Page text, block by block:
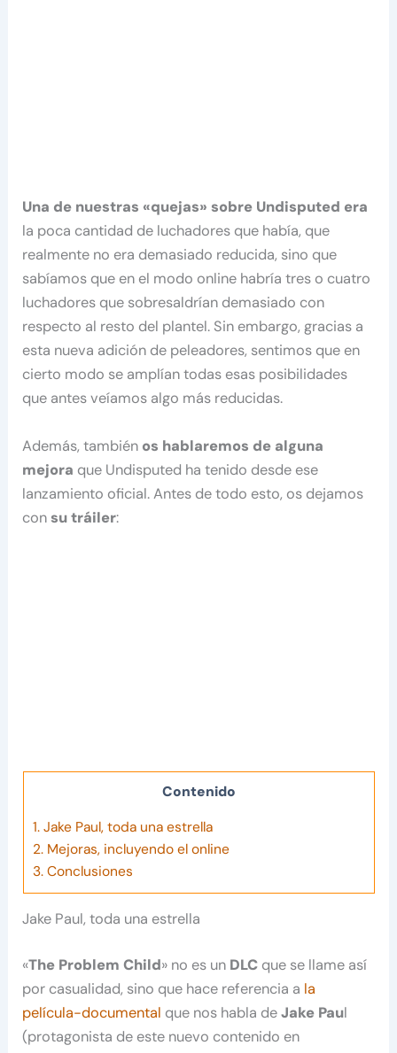
Una de nuestras «quejas» sobre Undisputed era
la poca cantidad de luchadores que había, que
realmente no era demasiado reducida, sino que
sabíamos que en el modo online habría tres o cuatro
luchadores que sobresaldrían demasiado con
respecto al resto del plantel. Sin embargo, gracias a
esta nueva adición de peleadores, sentimos que en
cierto modo se amplían todas esas posibilidades
que antes veíamos algo más reducidas.
Además, también os hablaremos de alguna
mejora que Undisputed ha tenido desde ese
lanzamiento oficial. Antes de todo esto, os dejamos
consu tráiler:
Contenido
1.Jake Paul, toda una estrella
2.Mejoras, incluyendo el online
3.Conclusiones
Jake Paul, toda una estrella
«The Problem Child» no es un DLC que se llame así
por casualidad, sino que hace referencia a la
película-documental que nos habla deJake Paul
(protagonista de este nuevo contenido en